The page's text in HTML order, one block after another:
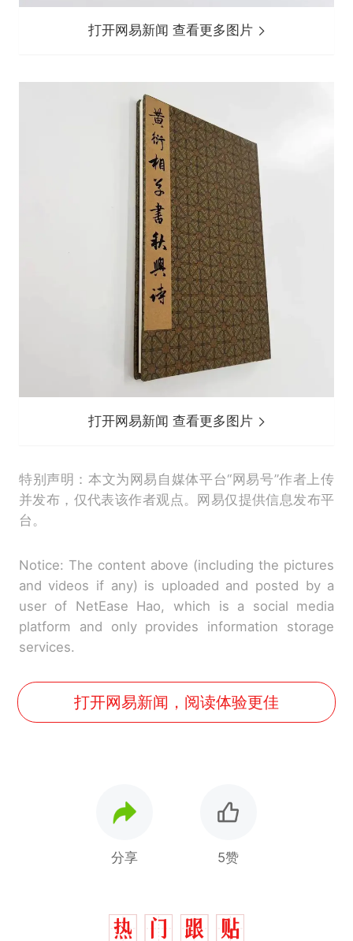
打开网易新闻 查看更多图片
打开网易新闻 查看更多图片
特别声明：本文为网易自媒体平台“网易号”作者上传
并发布，仅代表该作者观点。网易仅提供信息发布平
台。
Notice: The content above (including the pictures
and videos if any) is uploaded and posted by a
user of NetEase Hao, which is a social media
platform and only provides information storage
services.
打开网易新闻，阅读体验更佳
分享 5赞